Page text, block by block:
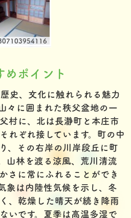
めポイント
史、文化に触れられる魅力
々に囲まれた秩父盆地の一
村に、北は長瀞町と本庄市
れぞれ接しています。町の中
、その右岸の川岸段丘に町
山林を渡る涼風、荒川清流
さに常にふれることができ
象は内陸性気候を示し、冬
、乾燥した晴天が続き降雨
いです。夏季は高温多湿で